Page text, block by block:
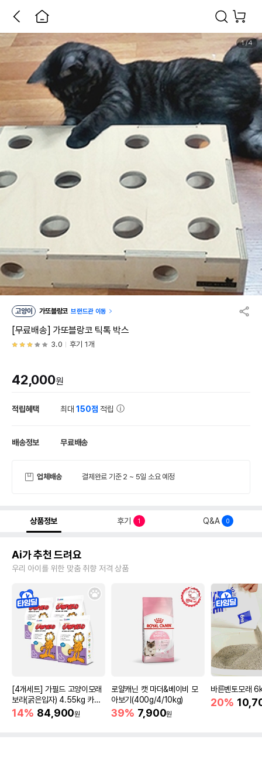
1/4
고양이 가또블랑코 브랜드관 이동
[무료배송] 가또블랑코 틱톡 박스
3.0 후기 1개
42,000원
적립혜택 최대150점 적립
배송정보 무료배송
업체배송 결제완료 기준 2 ~ 5일 소요 예정
상품정보 후기 1 Q&A 0
Ai가 추천 드려요
우리 아이를 위한 맞춤 취향 저격 상품
[4개세트] 가필드 고양이모래
보라(굵은입자) 4.55kg 카사
바모래
14% 84,900원
로얄캐닌 캣 마더&베이비 모
아보기(400g/4/10kg)
39% 7,900원
바른벤토모래
20%